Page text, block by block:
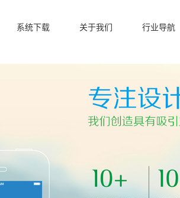
系统下载 关于我们 行业导航